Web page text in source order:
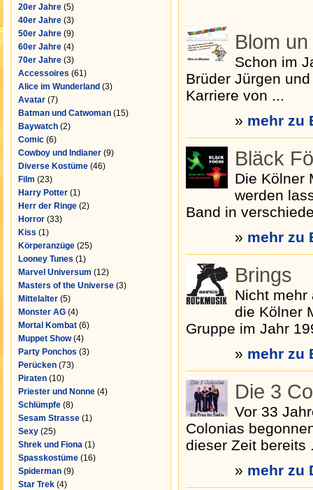
20er Jahre (5)
40er Jahre (3)
50er Jahre (9)
60er Jahre (4)
70er Jahre (3)
Accessoires (61)
Alice im Wunderland (3)
Avatar (7)
Batman und Catwoman (15)
Baywatch (2)
Comic (6)
Cowboy und Indianer (9)
Diverse Kostüme (46)
Film (23)
Harry Potter (1)
Herr der Ringe (2)
Horror (33)
Kiss (1)
Körperanzüge (25)
Looney Tunes (1)
Marvel Universum (12)
Masters of the Universe (3)
Mittelalter (5)
Monster AG (4)
Mortal Kombat (6)
Muppet Show(4)
Party Ponchos (3)
Perücken (73)
Piraten (10)
Priester und Nonne (4)
Schlümpfe (8)
Sesam Strasse (1)
Sexy (25)
Shrek und Fiona (1)
Spasskostüme (16)
Spiderman (9)
Star Trek (4)
Blom
Schon im
Brüder Jürgen
Karriere von ...
» mehr zu
Bläck
Die Kölner
werden
Band in
» mehr zu
Brings
Nicht mehr
die Kölner
Gruppe im Jahr
» mehr zu
Die 3
Vor 33
Colonias
dieser Zeit bereits
» mehr zu